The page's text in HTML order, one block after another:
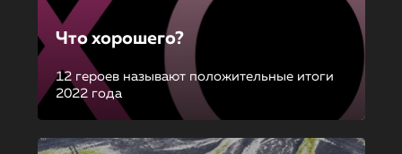
Что хорошего?
12 героев называют положительные итоги
2022 года